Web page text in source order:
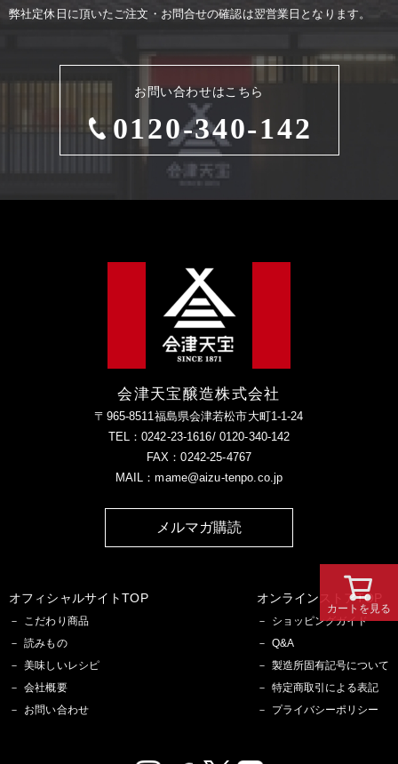
お問い合わせはこちら
0120-340-142
弊社定休⽇に頂いたご注⽂・お問合せの確認は翌営業⽇となります。
会津天宝醸造株式会社
〒965-8511福島県会津若松市大町1-1-24
TEL：0242-23-1616/ 0120-340-142
FAX：0242-25-4767
MAIL：mame@aizu-tenpo.co.jp
メルマガ購読
オフィシャルサイトTOP
こだわり商品
読みもの
美味しいレシピ
会社概要
お問い合わせ
オンラインストアTOP
ショッピングガイド
Q&A
製造所固有記号について
特定商取引による表記
プライバシーポリシー
カートを見る